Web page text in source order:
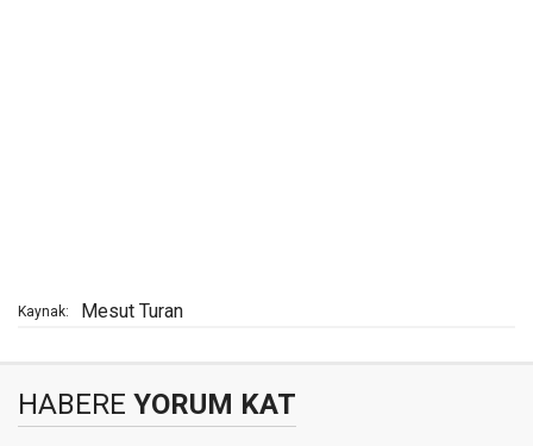
Kaynak: Mesut Turan
HABERE YORUM KAT